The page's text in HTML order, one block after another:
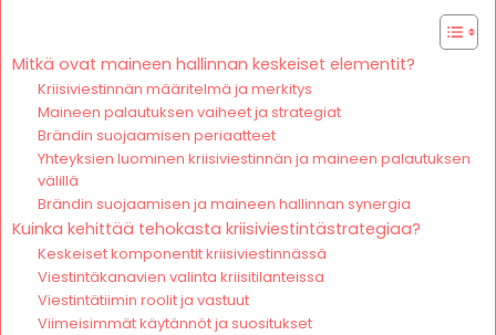
Mitkä ovat maineen hallinnan keskeiset elementit?
Kriisiviestinnän määritelmä ja merkitys
Maineen palautuksen vaiheet ja strategiat
Brändin suojaamisen periaatteet
Yhteyksien luominen kriisiviestinnän ja maineen palautuksen
välillä
Brändin suojaamisen ja maineen hallinnan synergia
Kuinka kehittää tehokasta kriisiviestintästrategiaa?
Keskeiset komponentit kriisiviestinnässä
Viestintäkanavien valinta kriisitilanteissa
Viestintätiimin roolit ja vastuut
Viimeisimmät käytännöt ja suositukset